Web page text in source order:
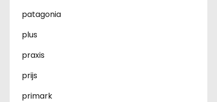
patagonia
plus
praxis
prijs
primark